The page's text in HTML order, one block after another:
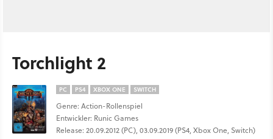
Torchlight 2
PC PS4 XBOX ONE SWITCH
Genre: Action-Rollenspiel
Entwickler: Runic Games
Release: 20.09.2012 (PC), 03.09.2019 (PS4, Xbox One, Switch)